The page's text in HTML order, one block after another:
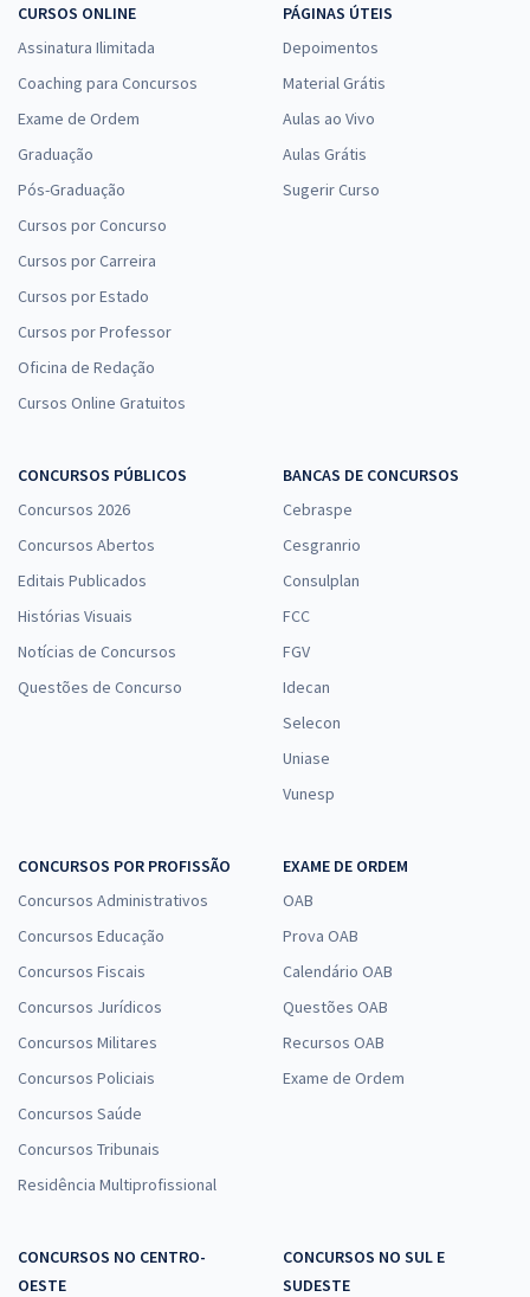
CURSOS ONLINE
Assinatura Ilimitada
Coaching para Concursos
Exame de Ordem
Graduação
Pós-Graduação
Cursos por Concurso
Cursos por Carreira
Cursos por Estado
Cursos por Professor
Oficina de Redação
Cursos Online Gratuitos
PÁGINAS ÚTEIS
Depoimentos
Material Grátis
Aulas ao Vivo
Aulas Grátis
Sugerir Curso
CONCURSOS PÚBLICOS
Concursos 2026
Concursos Abertos
Editais Publicados
Histórias Visuais
Notícias de Concursos
Questões de Concurso
BANCAS DE CONCURSOS
Cebraspe
Cesgranrio
Consulplan
FCC
FGV
Idecan
Selecon
Uniase
Vunesp
CONCURSOS POR PROFISSÃO
Concursos Administrativos
Concursos Educação
Concursos Fiscais
Concursos Jurídicos
Concursos Militares
Concursos Policiais
Concursos Saúde
Concursos Tribunais
Residência Multiprofissional
EXAME DE ORDEM
OAB
Prova OAB
Calendário OAB
Questões OAB
Recursos OAB
Exame de Ordem
CONCURSOS NO CENTRO-
OESTE
CONCURSOS NO SUL E
SUDESTE